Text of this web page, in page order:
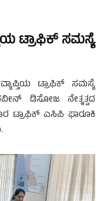
ಟ್ರಾಫಿಕ್ ಸಮಸ್ಯೆ
ಟ್ರಾಫಿಕ್ ಸಮಸ್ಯೆ
ಡಿಸೋಜ ನೇತೃತ್ವದ
ಟ್ರಾಫಿಕ್ ಎಸಿಪಿ ಫಾರೂಕಿ